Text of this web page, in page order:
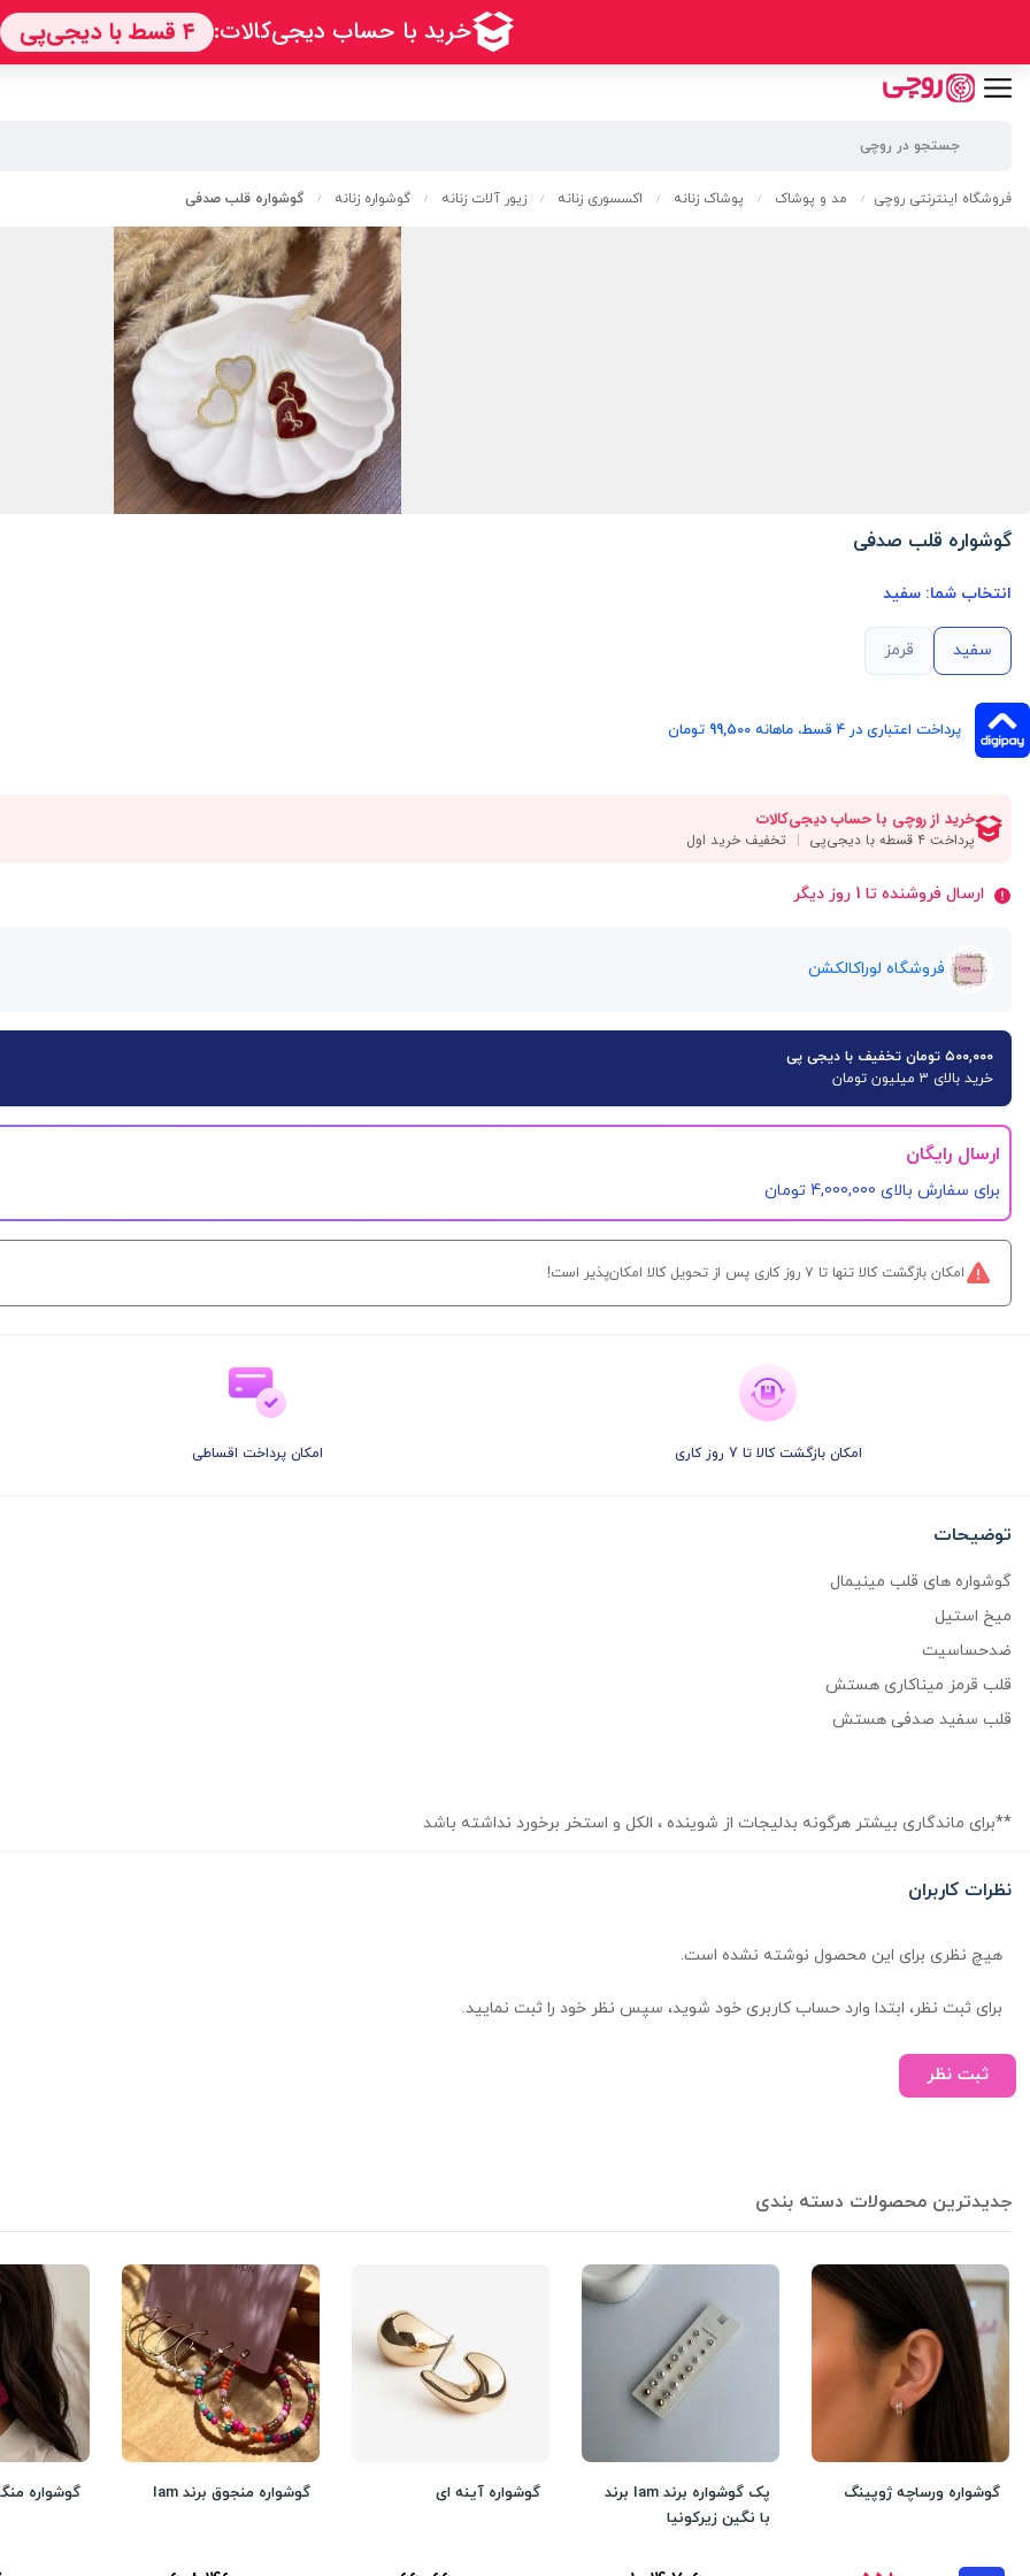
فروشگاه اینترنتی روچی / مد و پوشاک / پوشاک زنانه / اکسسوری زنانه / زیور آلات زنانه / گوشواره زنانه / گوشواره قلب صدفی
گوشواره قلب صدفی
انتخاب شما: سفید
سفید قرمز
پرداخت اعتباری در ۴ قسط، ماهانه 99,500 تومان
ارسال فروشنده تا 1 روز دیگر
فروشگاه لوراکالکشن
۵۰۰,۰۰۰ تومان تخفیف با دیجی پی
خرید بالای 3 میلیون تومان
ارسال رایگان
برای سفارش‌ بالای 4,000,000 تومان
امکان بازگشت کالا تنها تا ۷ روز کاری پس از تحویل کالا امکان‌پذیر است!
امکان بازگشت کالا تا 7 روز کاری امکان پرداخت اقساطی
توضیحات
گوشواره های قلب مینیمال
میخ استیل
ضدحساسیت
قلب قرمز میناکاری هستش
قلب سفید صدفی هستش
**برای ماندگاری بیشتر هرگونه بدلیجات از شوینده ، الکل و استخر برخورد نداشته باشد
نظرات کاربران
هیچ نظری برای این محصول نوشته نشده است.
برای ثبت نظر، ابتدا وارد حساب کاربری خود شوید، سپس نظر خود را ثبت نمایید.
ثبت نظر
جدیدترین محصولات دسته بندی
گوشواره ورساچه ژوپینگ
پک گوشواره برند Iam برند
با نگین زیرکونیا
گوشواره آینه ای گوشواره منجوق برند Iam گوشواره